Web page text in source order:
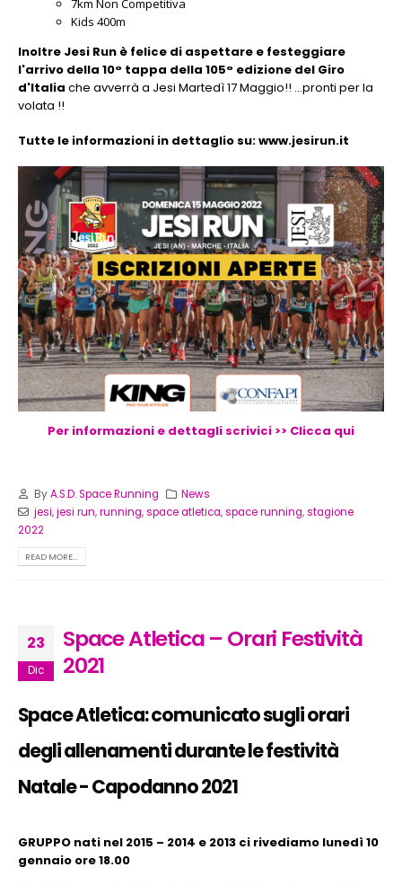
Kids 400m
Inoltre Jesi Run è felice di aspettare e festeggiare
l'arrivo della 10° tappa della 105° edizione del Giro
d'Italia che avverrà a Jesi Martedì 17 Maggio!! ...pronti per la
volata !!
Tutte le informazioni in dettaglio su: www.jesirun.it
Per informazioni e dettagli scrivici >> Clicca qui
ByA.S.D. Space Running
News
jesi,jesi run,running,space atletica,space running,stagione
2022
READ MORE...
23
Dic
Space Atletica – Orari Festività
2021
Space Atletica: comunicato sugli orari
degli allenamenti durante le festività
Natale - Capodanno 2021
GRUPPO nati nel 2015 – 2014 e 2013 ci rivediamo lunedì 10
gennaio ore 18.00